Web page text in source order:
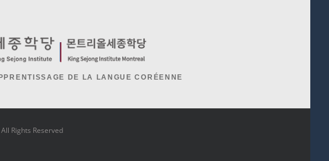
DE LA LANGUE CORÉENNE
Rights Reserved